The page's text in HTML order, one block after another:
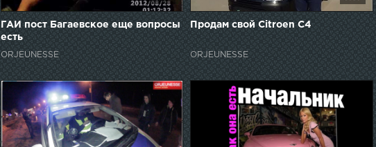
ГАИ пост Багаевское еще вопросы
есть
ORJEUNESSE
Продам свой Citroen C4
ORJEUNESSE